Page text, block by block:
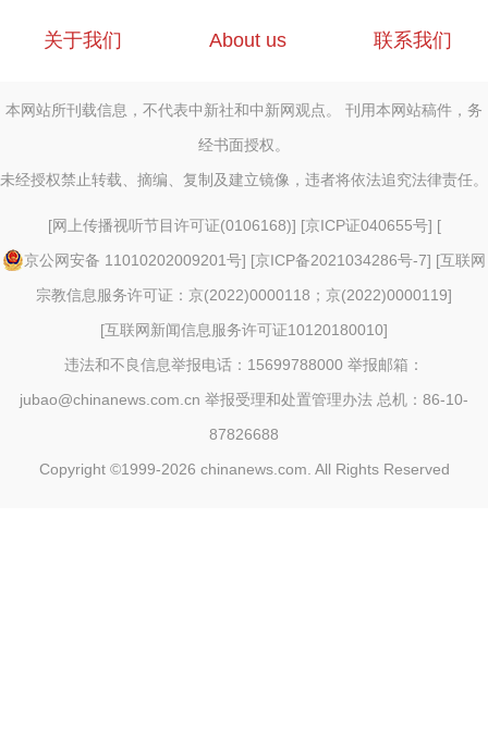
关于我们 About us 联系我们
本网站所刊载信息，不代表中新社和中新网观点。 刊用本网站稿件，务
经书面授权。
未经授权禁止转载、摘编、复制及建立镜像，违者将依法追究法律责任。
[网上传播视听节目许可证(0106168)] [京ICP证040655号] [
京公网安备 11010202009201号] [京ICP备2021034286号-7] [互联网
宗教信息服务许可证：京(2022)0000118；京(2022)0000119]
[互联网新闻信息服务许可证10120180010]
违法和不良信息举报电话：15699788000 举报邮箱：
jubao@chinanews.com.cn 举报受理和处置管理办法 总机：86-10-
87826688
Copyright ©1999-2026 chinanews.com. All Rights Reserved